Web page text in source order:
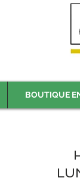
BOUTIQUE